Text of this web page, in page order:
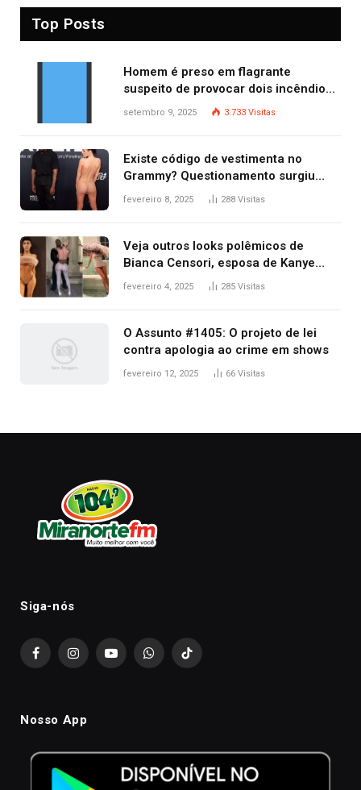
Top Posts
Homem é preso em flagrante
suspeito de provocar dois incêndios
criminosos no mesmo dia
setembro 9, 2025 3.733 Visitas
Existe código de vestimenta no
Grammy? Questionamento surgiu
após Bianca Censori, mulher de
fevereiro 8, 2025 288 Visitas
Veja outros looks polêmicos de
Bianca Censori, esposa de Kanye
West que apareceu nua no Grammy
fevereiro 4, 2025 285 Visitas
O Assunto #1405: O projeto de lei
contra apologia ao crime em shows
fevereiro 12, 2025 66 Visitas
Siga-nós
FacebookInstagramYouTubeWhatsAppTikTok
Nosso App